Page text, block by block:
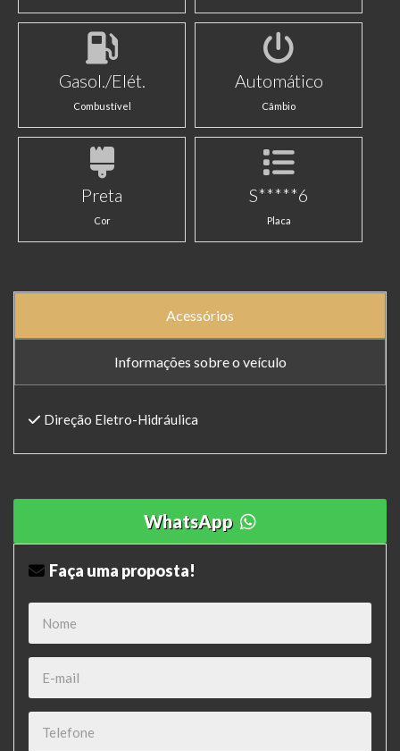
Gasol./Elét.
Combustível
Automático
Câmbio
Preta
Cor
S*****6
Placa
Acessórios
Informações sobre o veículo
Direção Eletro-Hidráulica
WhatsApp
Faça uma proposta!